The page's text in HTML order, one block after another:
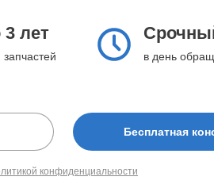
3 лет
в день
Бесплатная
конфиденциальности